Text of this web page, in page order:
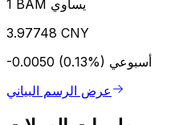
1 BAM يساوي
3.97748 CNY
-0.0050 (0.13%) أسبوعي
عرض الرسم البياني